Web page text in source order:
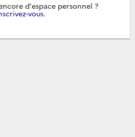
d'espace personnel ?
vous.